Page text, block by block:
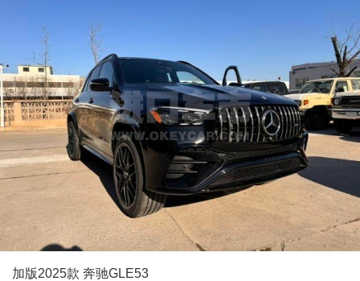
加版2025款 奔驰GLE53